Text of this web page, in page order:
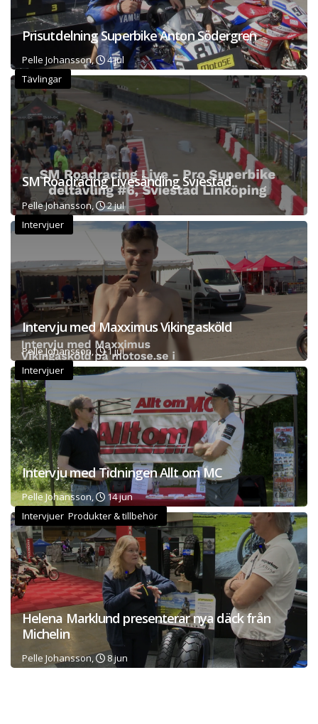
Prisutdelning Superbike Anton Södergren
Pelle Johansson,
4 jul
Tävlingar
SM Roadracing Livesänding Sviestad
Pelle Johansson,
2 jul
Intervjuer
Intervju med Maxximus Vikingasköld
Pelle Johansson,
1 jul
Intervjuer
Intervju med Tidningen Allt om MC
Pelle Johansson,
14 jun
Intervjuer Produkter & tillbehör
Helena Marklund presenterar nya däck från
Michelin
Pelle Johansson, 8 jun